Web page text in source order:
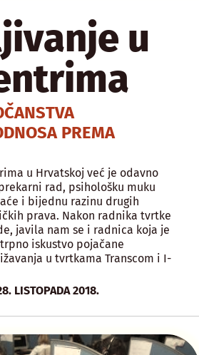
u
PREMA
u Hrvatskoj već je odavno
rad, psihološku muku
i bijednu razinu drugih
prava. Nakon radnika tvrtke
javila nam se i radnica koja je
iskustvo pojačane
u tvrtkama Transcom i I-
LISTOPADA 2018.